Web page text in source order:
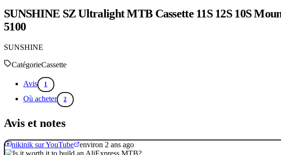
SUNSHINE SZ Ultralight MTB Cassette 11S 12S 10S
5100
SUNSHINE
CatégorieCassette
Avis 1
Où acheter 2
Avis et notes
nikinik sur YouTube environ 2 ans ago